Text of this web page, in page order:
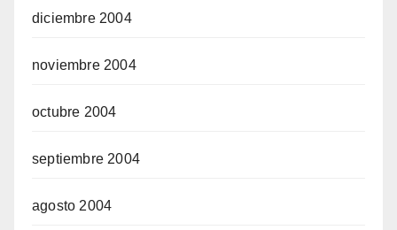
diciembre 2004
noviembre 2004
octubre 2004
septiembre 2004
agosto 2004